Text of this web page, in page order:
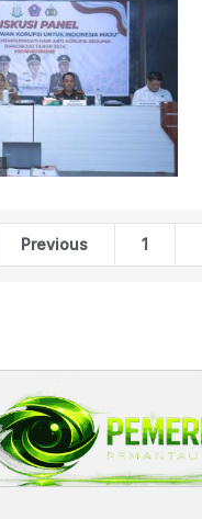
Previous 1